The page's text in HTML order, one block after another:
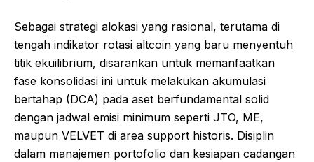
Sebagai strategi alokasi yang rasional, terutama di
tengah indikator rotasi altcoin yang baru menyentuh
titik ekuilibrium, disarankan untuk memanfaatkan
fase konsolidasi ini untuk melakukan akumulasi
bertahap (DCA) pada aset berfundamental solid
dengan jadwal emisi minimum seperti JTO, ME,
maupun VELVET di area support historis. Disiplin
dalam manajemen portofolio dan kesiapan cadangan